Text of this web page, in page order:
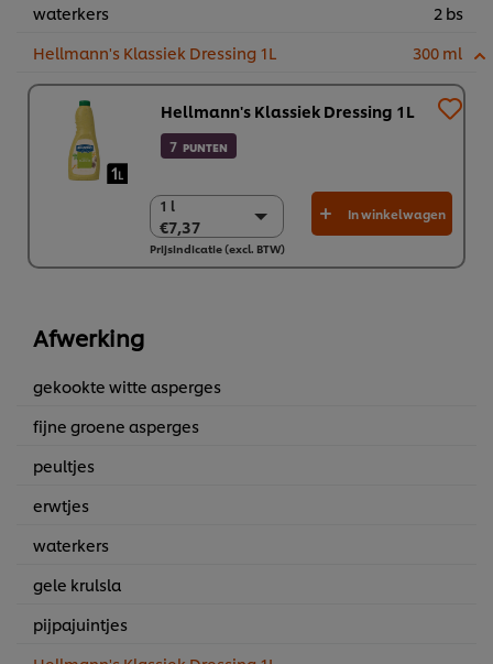
waterkers
2 bs
Hellmann's Klassiek Dressing 1L
300 ml
Hellmann's Klassiek Dressing 1L
7 PUNTEN
1 l
€7,37
1 l
€7,37
6 x 1 l
In winkelwagen
Prijsindicatie (excl. BTW)
Afwerking
gekookte witte asperges
fijne groene asperges
peultjes
erwtjes
waterkers
gele krulsla
pijpajuintjes